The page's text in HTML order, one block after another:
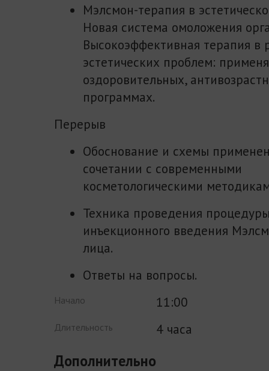
Мэлсмон-терапия в
Новая система омоложения
Высокоэффективная терапия в
эстетических проблем:
оздоровительных,
программах.
Перерыв
Обоснование и схемы
сочетании с современными
косметологическими
Техника проведения
инъекционного введения
лица.
Ответы на вопросы.
Начало 11:00
Длительность 4 часа
Дополнительно